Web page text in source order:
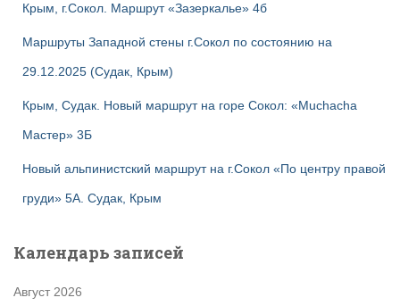
Крым, г.Сокол. Маршрут «Зазеркалье» 4б
Маршруты Западной стены г.Сокол по состоянию на
29.12.2025 (Судак, Крым)
Крым, Судак. Новый маршрут на горе Сокол: «Muchacha
Мастер» 3Б
Новый альпинистский маршрут на г.Сокол «По центру правой
груди» 5А. Судак, Крым
Календарь записей
Август 2026